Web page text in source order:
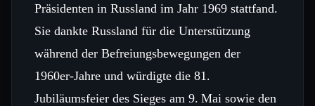
Präsidenten in Russland im Jahr 1969 stattfand.
Sie dankte Russland für die Unterstützung
während der Befreiungsbewegungen der
1960er‑Jahre und würdigte die 81.
Jubiläumsfeier des Sieges am 9. Mai sowie den